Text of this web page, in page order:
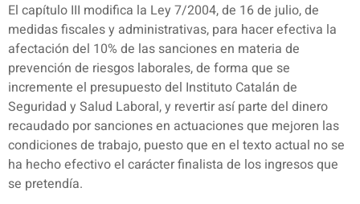
El capítulo III modifica la Ley 7/2004, de 16 de julio, de
medidas fiscales y administrativas, para hacer efectiva la
afectación del 10% de las sanciones en materia de
prevención de riesgos laborales, de forma que se
incremente el presupuesto del Instituto Catalán de
Seguridad y Salud Laboral, y revertir así parte del dinero
recaudado por sanciones en actuaciones que mejoren las
condiciones de trabajo, puesto que en el texto actual no se
ha hecho efectivo el carácter finalista de los ingresos que
se pretendía.